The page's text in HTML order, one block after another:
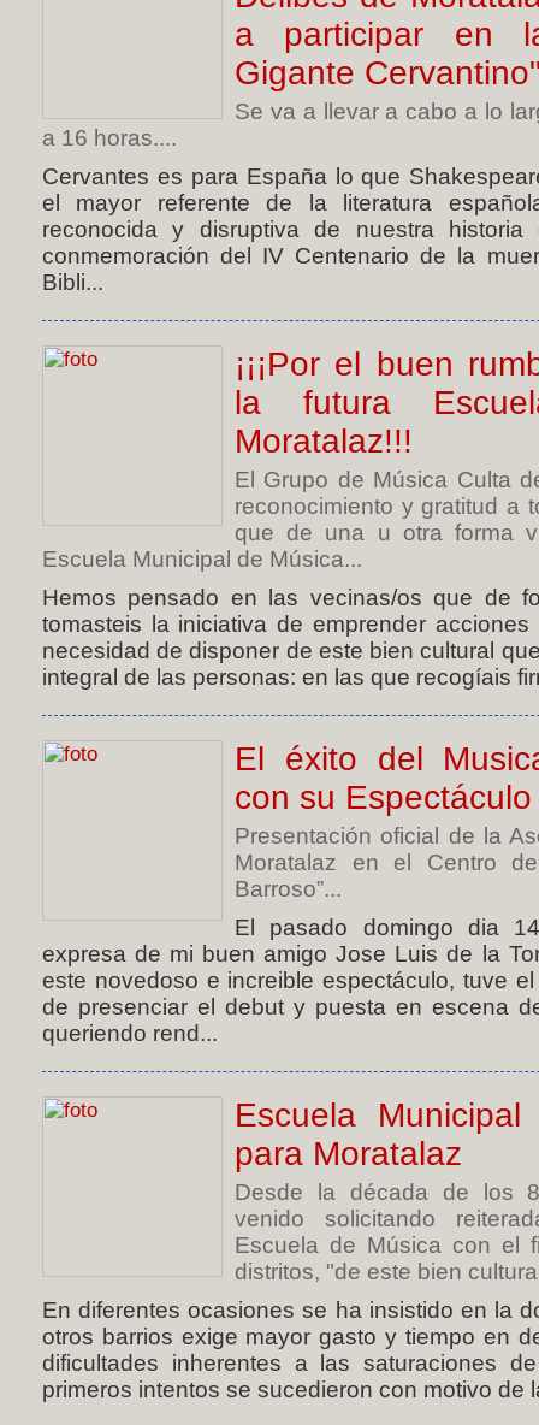
a participar en
Gigante
Se va a llevar a cabo a lo
a 16 horas....
Cervantes es para España lo que
el mayor referente de la literatura
reconocida y disruptiva de nuestra
conmemoración del IV Centenario de la
Bibli...
¡¡¡Por el buen
la futura
Moratalaz!!!
El Grupo de Música Culta
reconocimiento y gratitud a
que de una u otra forma
Escuela Municipal de Música...
Hemos pensado en las vecinas/os que de
tomasteis la iniciativa de emprender
necesidad de disponer de este bien cultural
integral de las personas: en las que recogíais
El éxito del
con su
Presentación oficial de la
Moratalaz en el Centro
Barroso”...
El pasado domingo dia
expresa de mi buen amigo Jose Luis de la
este novedoso e increible espectáculo, tuve
de presenciar el debut y puesta en escena
queriendo rend...
Escuela
para Moratalaz
Desde la década de los
venido solicitando
Escuela de Música con el
distritos, "de este bien
En diferentes ocasiones se ha insistido en la
otros barrios exige mayor gasto y tiempo en
dificultades inherentes a las saturaciones
primeros intentos se sucedieron con motivo de